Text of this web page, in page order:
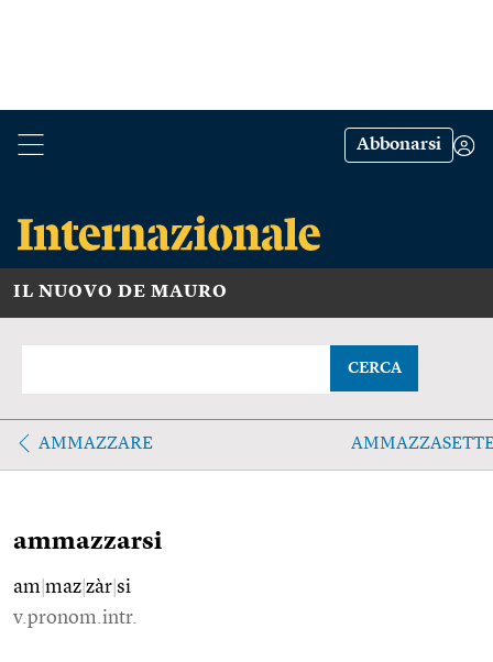
Abbonarsi
IL NUOVO DE MAURO
CERCA
AMMAZZARE
ammazzarsi
am maz zàr si
v.pronom.intr.